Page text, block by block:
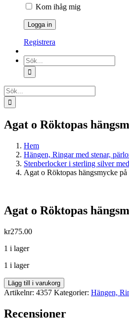
Kom ihåg mig
Registrera
Sök
efter:
Sök
efter:
Agat o Röktopas
Hem
Hängen, Ringar med stenar,
Stenberlocker i sterling silver
Agat o Röktopas hängsmycke
Agat o Röktopas
kr275.00
1 i lager
1 i lager
Agat
o
hängsmycke
på
Lägg till i varukorg
Artikelnr: 4357 Kategorier: Hängen,
Recensioner